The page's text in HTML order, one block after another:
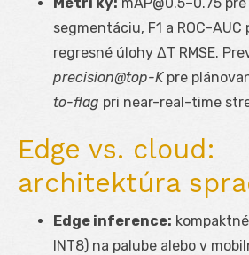
segmentáciu, F1 a ROC-
regresné úlohy ΔT RMSE.
precision@top-Kpre
to-flag pri near-real-time
Edge vs. cloud:
architektúra
Edge inference:
INT8) na palube alebo v